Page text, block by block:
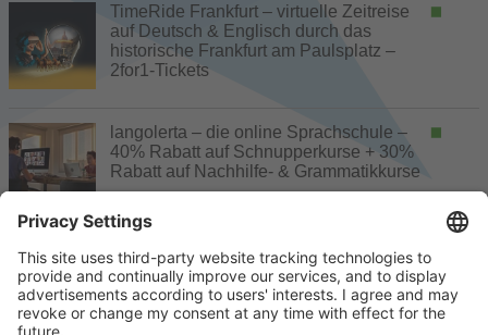
TimeRide Frankfurt – virtuelle Zeitreise
auf Deutsch & Englisch durch das
historische Frankfurt am Paulsplatz –
2for1-Tickets
langolerta – die online Sprachschule –
40% Rabatt auf Schnupperkurse + 30%
Rabatt auf Nachhilfe- & Grammatikkurse
noch Kontingente frei, Buchung möglich
ausgebucht, keine Buchung mehr möglich
Gutschein
Buchung erst später möglich
ohne Buchung nutzbar